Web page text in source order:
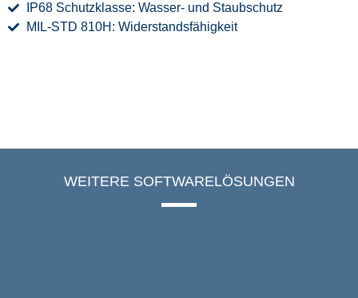
IP68 Schutzklasse: Wasser- und Staubschutz
MIL-STD 810H: Widerstandsfähigkeit
WEITERE SOFTWARELÖSUNGEN